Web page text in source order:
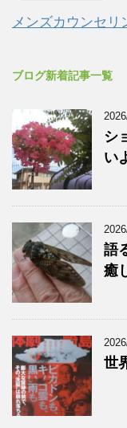
メンズカウンセリ
ブログ新着記事一覧
シ
い
語
癒
世